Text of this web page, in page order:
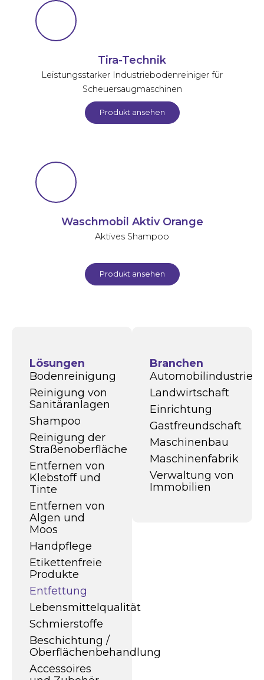
Lösungen
Bodenreinigung
Reinigung von
Sanitäranlagen
Shampoo
Reinigung der
Straßenoberfläche
Entfernen von
Klebstoff und
Tinte
Entfernen von
Algen und
Moos
Handpflege
Etikettenfreie
Produkte
Entfettung
Lebensmittelqualität
Schmierstoffe
Beschichtung /
Oberflächenbehandlung
Accessoires
Branchen
Automobilindustrie
Landwirtschaft
Einrichtung
Gastfreundschaft
Maschinenbau
Maschinenfabrik
Verwaltung von
Immobilien
Tira-Technik
Leistungsstarker Industriebodenreiniger für
Scheuersaugmaschinen
Produkt ansehen
Waschmobil Aktiv Orange
Aktives Shampoo
Produkt ansehen